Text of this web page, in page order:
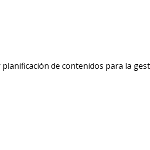
de contenidos para la